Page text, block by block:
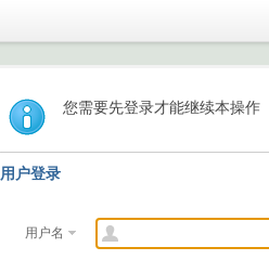
您需要先登录才能继续本操作
用户登录
用户名